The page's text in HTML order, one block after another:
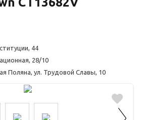
44
28/10
Поляна, ул. Трудовой Славы, 10
как используется сайт,
сайта максимально
для пользователей.
cookie используются
и улучшения
Эти файлы cookie